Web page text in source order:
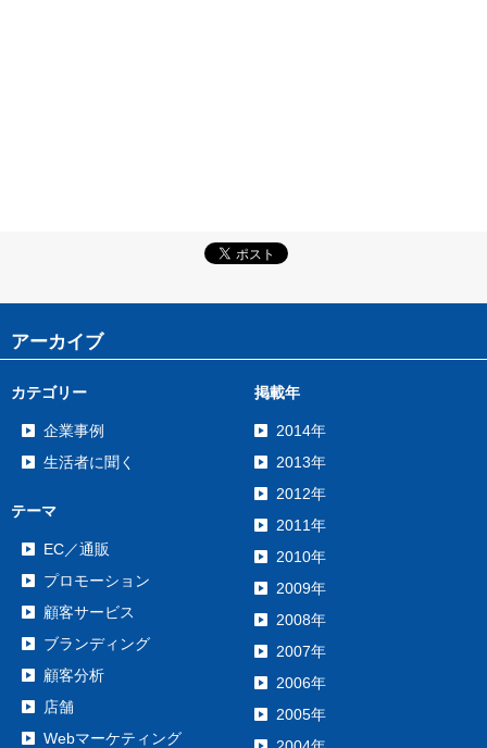
アーカイブ
カテゴリー
企業事例
生活者に聞く
テーマ
EC／通販
プロモーション
顧客サービス
ブランディング
顧客分析
店舗
Webマーケティング
掲載年
2014年
2013年
2012年
2011年
2010年
2009年
2008年
2007年
2006年
2005年